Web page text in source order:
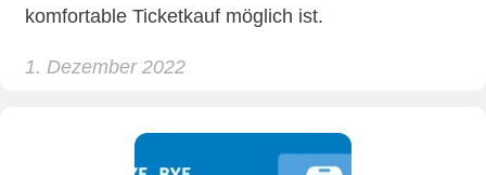
komfortable Ticketkauf möglich ist.
1. Dezember 2022